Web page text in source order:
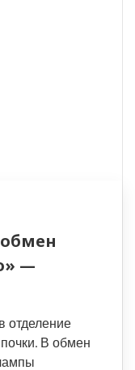
—
отделение
В обмен